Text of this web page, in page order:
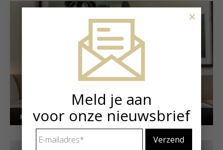
Kunstuitleen voor particulieren
Meld je aan
voor onze nieuwsbrief
mailadres *
×